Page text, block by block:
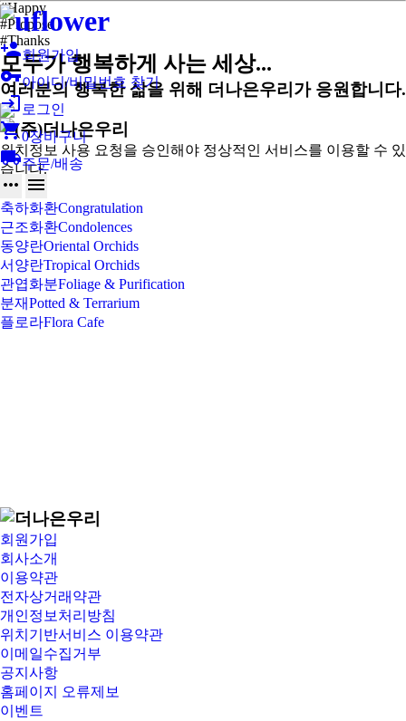
person_add회원가입
vpn_key아이디/비밀번호 찾기
login 로그인
shopping_cart0장바구니
local_shipping주문/배송
more_horiz
축하화환Congratulation
근조화환Condolences
동양란Oriental Orchids
서양란Tropical Orchids
관엽화분Foliage & Purification
분재Potted & Terrarium
플로라Flora Cafe
menu
#Happy
#Propose
#Thanks
모두가 행복하게 사는 세상...
여러분의 행복한 삶을 위해 더나은우리가 응원합니다.
위치정보 사용 요청을 승인해야 정상적인 서비스를 이용할 수 있
습니다.
회원가입
회사소개
이용약관
전자상거래약관
개인정보처리방침
위치기반서비스 이용약관
이메일수집거부
공지사항
홈페이지 오류제보
이벤트